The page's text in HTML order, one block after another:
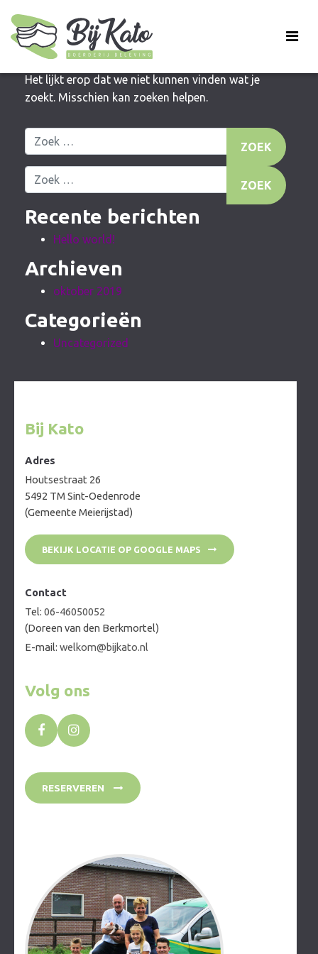
Niets gevonden
Het lijkt erop dat we niet kunnen vinden wat je
zoekt. Misschien kan zoeken helpen.
Zoek naar:
Zoek naar:
Recente berichten
Hello world!
Archieven
oktober 2019
Categorieën
Uncategorized
Bij Kato
Adres
Houtsestraat 26
5492 TM Sint-Oedenrode
(Gemeente Meierijstad)
BEKIJK LOCATIE OP GOOGLE MAPS
Contact
Tel: 06-46050052
(Doreen van den Berkmortel)
E-mail: welkom@bijkato.nl
Volg ons
RESERVEREN